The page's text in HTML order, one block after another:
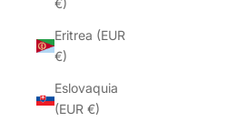
€)
Eritrea (EUR
€)
Eslovaquia
(EUR €)